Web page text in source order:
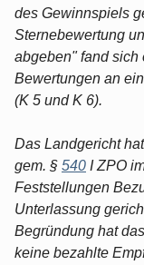
des Gewinnspiels
Sternebewertung
abgeben" fand sich
Bewertungen an
(K 5 und K 6).
Das Landgericht
gem. § 540 I ZPO
Feststellungen
Unterlassung
Begründung hat
keine bezahlte